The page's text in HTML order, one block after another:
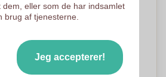
eller som de har indsamlet
brug af tjenesterne.
Jeg accepterer!